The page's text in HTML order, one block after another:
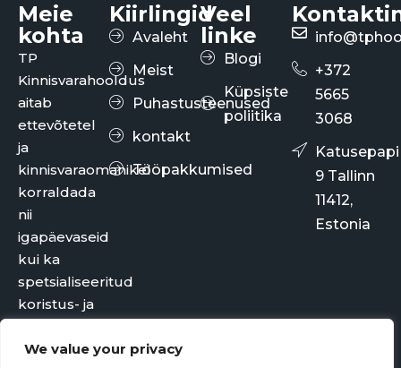
We value your privacy
Meie
kohta
TP
Kinnisvarahooldus
aitab
ettevõtetel
ja
kinnisvaraomanikel
korraldada
nii
igapäevaseid
kui ka
spetsialiseeritud
koristus- ja
Kiirlingid
Avaleht
Meist
Puhastusteenused
kontakt
Tööpakkumised
Veel
linke
Blogi
Küpsiste
poliitika
+372
5665
3068
Katusepapi
9 Tallinn
11412,
Estonia